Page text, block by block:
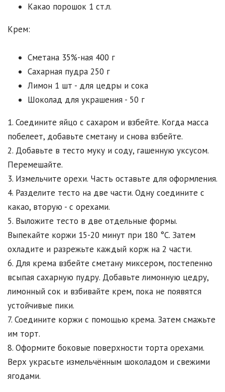
Какао порошок 1 ст.л.
Крем:
Сметана 35%-ная 400 г
Сахарная пудра 250 г
Лимон 1 шт - для цедры и сока
Шоколад для украшения - 50 г
1. Соедините яйцо с сахаром и взбейте. Когда масса
побелеет, добавьте сметану и снова взбейте.
2. Добавьте в тесто муку и соду, гашенную уксусом.
Перемешайте.
3. Измельчите орехи. Часть оставьте для оформления.
4. Разделите тесто на две части. Одну соедините с
какао, вторую - с орехами.
5. Выложите тесто в две отдельные формы.
Выпекайте коржи 15-20 минут при 180 °C. Затем
охладите и разрежьте каждый корж на 2 части.
6. Для крема взбейте сметану миксером, постепенно
всыпая сахарную пудру. Добавьте лимонную цедру,
лимонный сок и взбивайте крем, пока не появятся
устойчивые пики.
7. Соедините коржи с помощью крема. Затем смажьте
им торт.
8. Оформите боковые поверхности торта орехами.
Верх украсьте измельчённым шоколадом и свежими
ягодами.